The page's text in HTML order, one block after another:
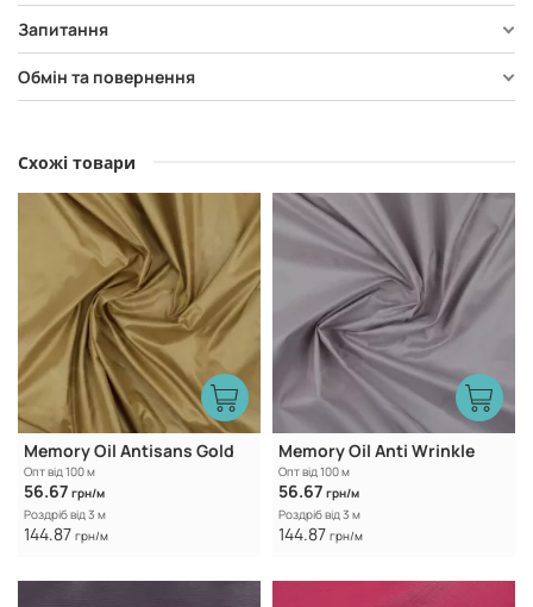
Запитання
Обмін та повернення
Схожі товари
Memory Oil Antisans Gold
Опт від 100 м
56.67 грн/м
Роздріб від 3 м
144.87 грн/м
Memory Oil Anti Wrinkle
Опт від 100 м
56.67 грн/м
Роздріб від 3 м
144.87 грн/м